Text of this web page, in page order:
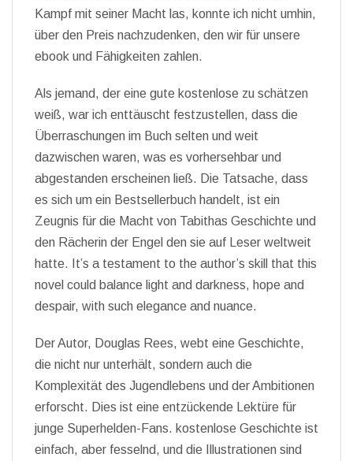
Kampf mit seiner Macht las, konnte ich nicht umhin,
über den Preis nachzudenken, den wir für unsere
ebook und Fähigkeiten zahlen.
Als jemand, der eine gute kostenlose zu schätzen
weiß, war ich enttäuscht festzustellen, dass die
Überraschungen im Buch selten und weit
dazwischen waren, was es vorhersehbar und
abgestanden erscheinen ließ. Die Tatsache, dass
es sich um ein Bestsellerbuch handelt, ist ein
Zeugnis für die Macht von Tabithas Geschichte und
den Rächerin der Engel den sie auf Leser weltweit
hatte. It’s a testament to the author’s skill that this
novel could balance light and darkness, hope and
despair, with such elegance and nuance.
Der Autor, Douglas Rees, webt eine Geschichte,
die nicht nur unterhält, sondern auch die
Komplexität des Jugendlebens und der Ambitionen
erforscht. Dies ist eine entzückende Lektüre für
junge Superhelden-Fans. kostenlose Geschichte ist
einfach, aber fesselnd, und die Illustrationen sind